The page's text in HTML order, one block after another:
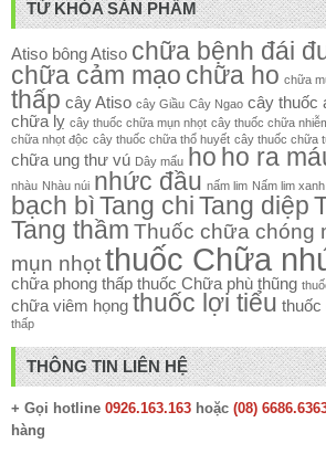
TỪ KHÓA SẢN PHẨM
Atiso bông Atiso chữa bệnh đái
chữa cảm mạo chữa ho chữa
thấp cây Atiso cây Giầu Cây Ngao cây thuốc
chữa lỵ cây thuốc chữa mụn nhọt cây thuốc chữa
chữa nhọt độc cây thuốc chữa thổ huyết cây thuốc chữa
chữa ung thư vú Dây mấu ho ho ra
nhàu Nhàu núi nhức đầu nấm lim Nấm lim xanh
bạch bì Tang chi Tang diệp
Tang thầm Thuốc chữa chóng
mụn nhọtthuốc Chữa
chữa phong thấp thuốc Chữa phù thũng
chữa viêm họng thuốc lợi tiểu thuốc
thấp
THÔNG TIN LIÊN HỆ
+ Gọi hotline 0926.163.163 hoặc (08)
hàng